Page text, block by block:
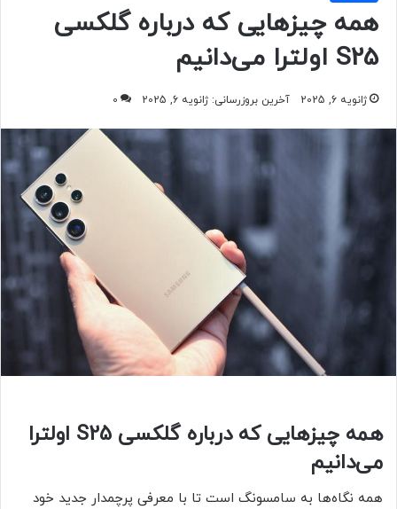
همه ‌چیزهایی که درباره گلکسی
S25 اولترا می‌دانیم
ژانویه 6, 2025 آخرین بروزرسانی: ژانویه 6, 2025 0
همه ‌چیزهایی که درباره گلکسی S25 اولترا
می‌دانیم
همه نگاه‌ها به سامسونگ است تا با معرفی پرچمدار جدید خود